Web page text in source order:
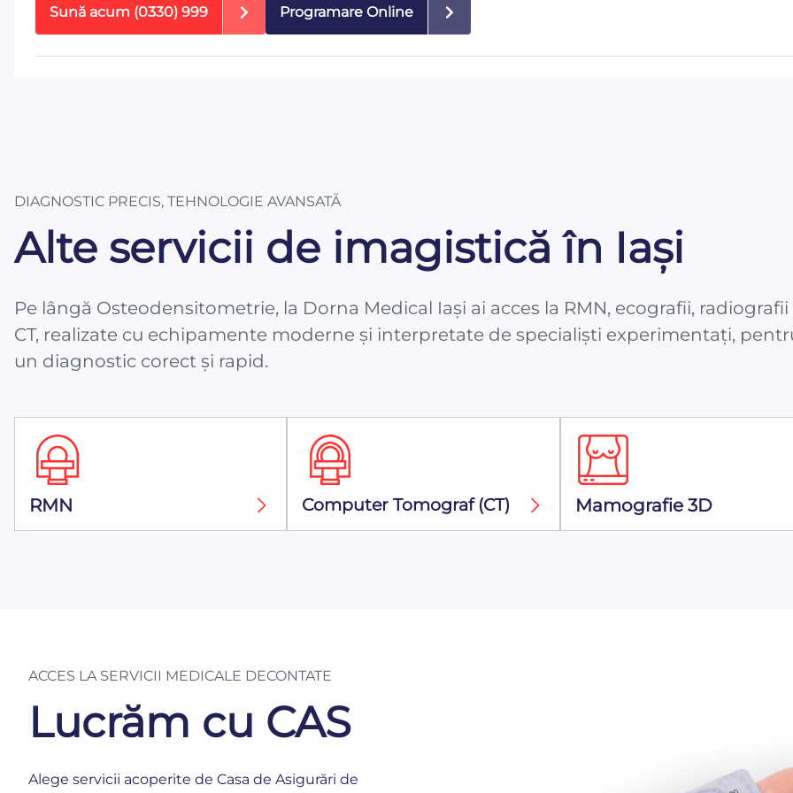
Sună acum (0330) 999 Programare Online
DIAGNOSTIC PRECIS, TEHNOLOGIE AVANSATĂ
Alte servicii de imagistică în Iași
Pe lângă Osteodensitometrie, la Dorna Medical Iași ai acces la RMN, ecografii, radiografii
CT, realizate cu echipamente moderne și interpretate de specialiști experimentați,
un diagnostic corect și rapid.
RMN Computer Tomograf (CT) Mamografie 3D
ACCES LA SERVICII MEDICALE DECONTATE
Lucrăm cu CAS
Alege servicii acoperite de Casa de Asigurări de